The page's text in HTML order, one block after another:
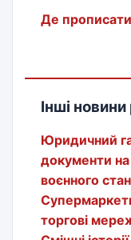
Де
Інші новини
Юридичний
документи
воєнного
торгові